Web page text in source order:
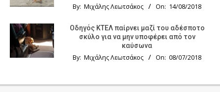
By: Μιχάλης Λεωτσάκος On: 14/08/2018
Οδηγός KTΕΛ παίρνει μαζί του αδέσποτο
σκύλο για να μην υποφέρει από τον
καύσωνα
By: Μιχάλης Λεωτσάκος On: 08/07/2018